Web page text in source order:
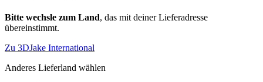
Bitte wechsle zum Land, das mit deiner Lieferadresse
übereinstimmt.
Zu 3DJake International
Anderes Lieferland wählen